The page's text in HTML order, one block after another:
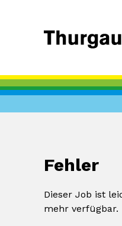
Fehler
Dieser Job ist
mehr verfügbar.